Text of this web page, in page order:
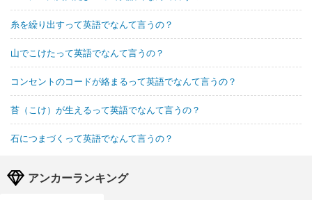
糸を繰り出すって英語でなんて言うの？
山でこけたって英語でなんて言うの？
コンセントのコードが絡まるって英語でなんて言うの？
苔（こけ）が生えるって英語でなんて言うの？
石につまづくって英語でなんて言うの？
アンカーランキング